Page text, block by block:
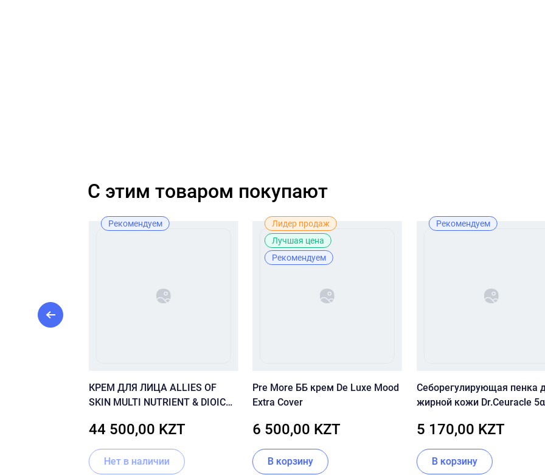
C этим товаром покупают
Рекомендуем
КРЕМ ДЛЯ ЛИЦА ALLIES OF
SKIN MULTI NUTRIENT & DIOIC
44 500,00 KZT
Нет в наличии
Лидер продаж
Лучшая цена
Рекомендуем
Pre More ББ крем De Luxe Mood
Extra Cover
6 500,00 KZT
В корзину
Рекомендуем
Себорегулирующая пенка
жирной кожи Dr.Ceuracle 5α
5 170,00 KZT
В корзину